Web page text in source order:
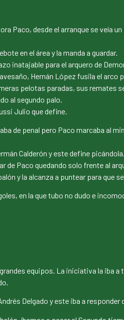
Paco, desde el arranque se veía
en el área y la manda a guardar.
inatajable para el arquero de
Hernán López fusila el arco
pelotas paradas, sus remates
al segundo palo.
Julio que define.
de penal pero Paco marcaba al
Calderón y este define picándola.
de Paco quedando solo frente al
y la alcanza a puntear para que
en la que tubo no dudo e
equipos. La iniciativa la iba
Delgado y este iba a responder